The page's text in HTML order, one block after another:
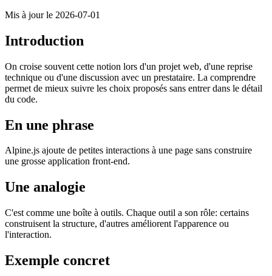
Mis à jour le 2026-07-01
Introduction
On croise souvent cette notion lors d'un projet web, d'une reprise
technique ou d'une discussion avec un prestataire. La comprendre
permet de mieux suivre les choix proposés sans entrer dans le détail
du code.
En une phrase
Alpine.js ajoute de petites interactions à une page sans construire
une grosse application front-end.
Une analogie
C'est comme une boîte à outils. Chaque outil a son rôle: certains
construisent la structure, d'autres améliorent l'apparence ou
l'interaction.
Exemple concret